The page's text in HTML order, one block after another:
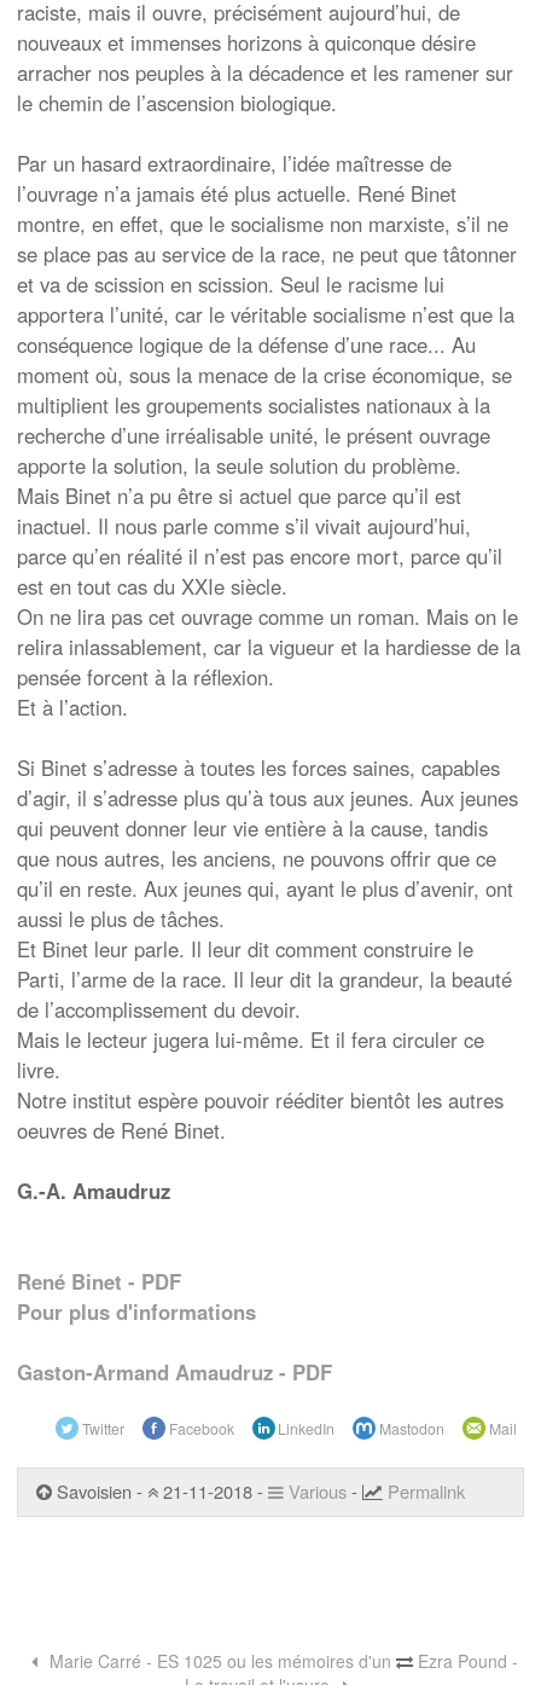
raciste, mais il ouvre, précisément aujourd’hui, de
nouveaux et immenses horizons à quiconque désire
arracher nos peuples à la décadence et les ramener sur
le chemin de l’ascension biologique.
Par un hasard extraordinaire, l’idée maîtresse de
l’ouvrage n’a jamais été plus actuelle. René Binet
montre, en effet, que le socialisme non marxiste, s’il ne
se place pas au service de la race, ne peut que tâtonner
et va de scission en scission. Seul le racisme lui
apportera l’unité, car le véritable socialisme n’est que la
conséquence logique de la défense d’une race... Au
moment où, sous la menace de la crise économique, se
multiplient les groupements socialistes nationaux à la
recherche d’une irréalisable unité, le présent ouvrage
apporte la solution, la seule solution du problème.
Mais Binet n’a pu être si actuel que parce qu’il est
inactuel. Il nous parle comme s’il vivait aujourd’hui,
parce qu’en réalité il n’est pas encore mort, parce qu’il
est en tout cas du XXIe siècle.
On ne lira pas cet ouvrage comme un roman. Mais on le
relira inlassablement, car la vigueur et la hardiesse de la
pensée forcent à la réflexion.
Et à l’action.
Si Binet s’adresse à toutes les forces saines, capables
d’agir, il s’adresse plus qu’à tous aux jeunes. Aux jeunes
qui peuvent donner leur vie entière à la cause, tandis
que nous autres, les anciens, ne pouvons offrir que ce
qu’il en reste. Aux jeunes qui, ayant le plus d’avenir, ont
aussi le plus de tâches.
Et Binet leur parle. Il leur dit comment construire le
Parti, l’arme de la race. Il leur dit la grandeur, la beauté
de l’accomplissement du devoir.
Mais le lecteur jugera lui-même. Et il fera circuler ce
livre.
Notre institut espère pouvoir rééditer bientôt les autres
oeuvres de René Binet.
G.-A. Amaudruz
René Binet - PDF
Pour plus d'informations
Gaston-Armand Amaudruz - PDF
Twitter Facebook LinkedIn Mastodon Mail
Savoisien - 21-11-2018 - Various- Permalink
Marie Carré - ES 1025 ou les mémoires d'un
Ezra Pound -